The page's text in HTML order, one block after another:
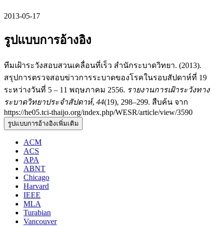
2013-05-17
รูปแบบการอ้างอิง
ทีมเฝ้าระวังสอบสวนเคลื่อนที่เร็ว สำนักระบาดวิทยา. (2013).
สรุปการตรวจสอบข่าวการระบาดของโรคในรอบสัปดาห์ที่ 19
ระหว่างวันที่ 5 – 11 พฤษภาคม 2556. รายงานการเฝ้าระวังทาง
ระบาดวิทยาประจำสัปดาห์, 44(19), 298–299. สืบค้น จาก
https://he05.tci-thaijo.org/index.php/WESR/article/view/3590
รูปแบบการอ้างอิงเพิ่มเติม
ACM
ACS
APA
ABNT
Chicago
Harvard
IEEE
MLA
Turabian
Vancouver